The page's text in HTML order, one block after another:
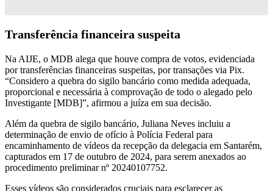
Transferência financeira suspeita
Na AIJE, o MDB alega que houve compra de votos, evidenciada
por transferências financeiras suspeitas, por transações via Pix.
“Considero a quebra do sigilo bancário como medida adequada,
proporcional e necessária à comprovação de todo o alegado pelo
Investigante [MDB]”, afirmou a juíza em sua decisão.
Além da quebra de sigilo bancário, Juliana Neves incluiu a
determinação de envio de ofício à Polícia Federal para
encaminhamento de vídeos da recepção da delegacia em Santarém,
capturados em 17 de outubro de 2024, para serem anexados ao
procedimento preliminar nº 20240107752.
Esses vídeos são considerados cruciais para esclarecer as